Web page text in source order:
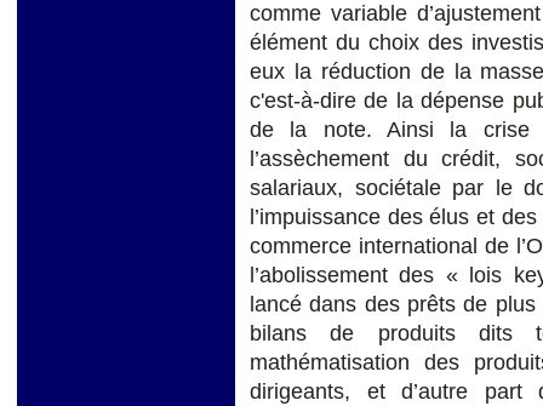
comme variable
élément du choix des
eux la réduction de la
c'est-à-dire de la dépense
de la note. Ainsi la crise
l’assèchement du crédit,
salariaux, sociétale par le
l’impuissance des élus et
commerce international de
l’abolissement des « lois
lancé dans des prêts de
bilans de produits dits
mathématisation des
dirigeants, et d’autre part